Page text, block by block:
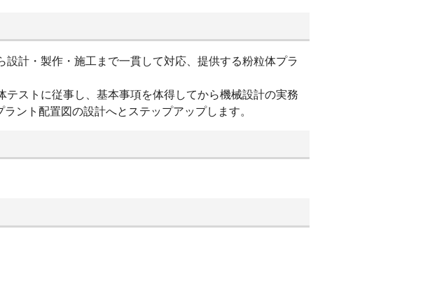
計・製作・施工まで一貫して対応、提供する粉粒体プラ
ストに従事し、基本事項を体得してから機械設計の実務
ント配置図の設計へとステップアップします。